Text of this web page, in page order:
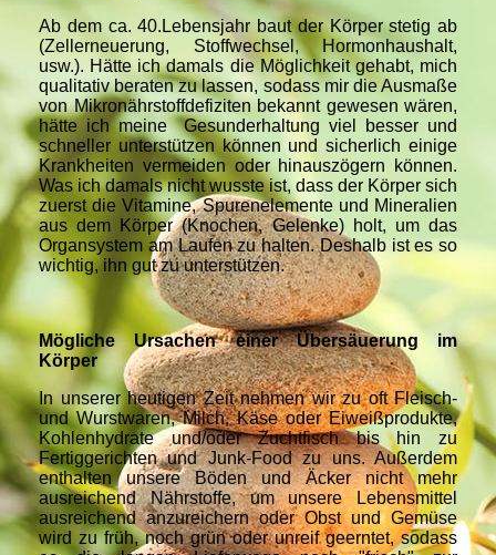
Ab dem ca. 40.Lebensjahr baut der Körper stetig ab
(Zellerneuerung, Stoffwechsel, Hormonhaushalt,
usw.). Hätte ich damals die Möglichkeit gehabt, mich
qualitativ beraten zu lassen, sodass mir die Ausmaße
von Mikronährstoffdefiziten bekannt gewesen wären,
hätte ich meine Gesunderhaltung viel besser und
schneller unterstützen können und sicherlich einige
Krankheiten vermeiden oder hinauszögern können.
Was ich damals nicht wusste ist, dass der Körper sich
zuerst die Vitamine, Spurenelemente und Mineralien
aus dem Körper (Knochen, Gelenke) holt, um das
Organsystem am Laufen zu halten. Deshalb ist es so
wichtig, ihn gut zu unterstützen.
Mögliche Ursachen einer Übersäuerung im
Körper
In unserer heutigen Zeit nehmen wir zu oft Fleisch-
und Wurstwaren, Milch, Käse oder Eiweißprodukte,
Kohlenhydrate und/oder Zuchtfisch bis hin zu
Fertiggerichten und Junk-Food zu uns. Außerdem
enthalten unsere Böden und Äcker nicht mehr
ausreichend Nährstoffe, um unsere Lebensmittel
ausreichend anzureichern oder Obst und Gemüse
wird zu früh, noch grün oder unreif geerntet, sodass